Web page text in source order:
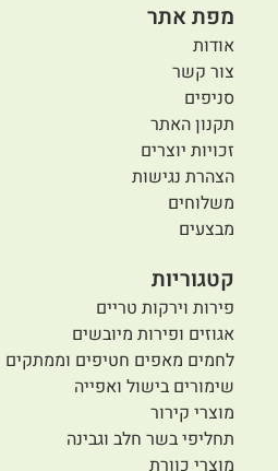
מפת אתר
אודות
צור קשר
סניפים
תקנון האתר
זכויות יוצרים
הצהרת נגישות
משלוחים
מבצעים
קטגוריות
פירות וירקות טריים
אגוזים ופירות מיובשים
לחמים מאפים חטיפים וממתקים
שימורים בישול ואפייה
מוצרי קירור
תחליפי בשר חלב וגבינה
מוצרי כוורת